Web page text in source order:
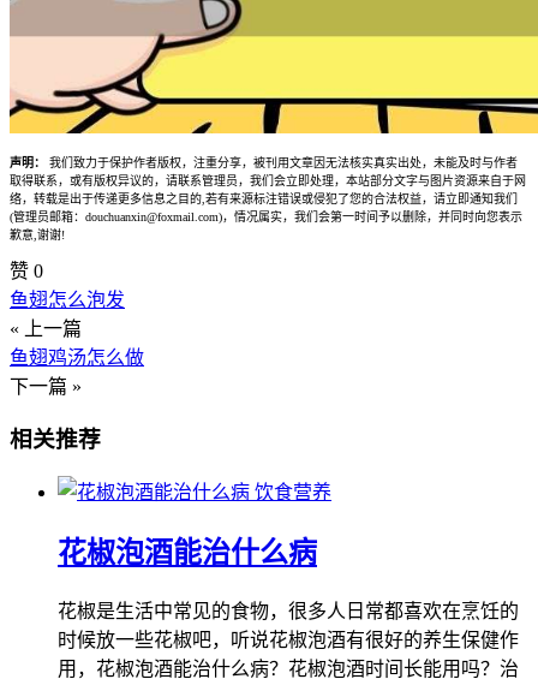
声明：
我们致力于保护作者版权，注重分享，被刊用文章因无法核实真实出处，未能及时与作者
取得联系，或有版权异议的，请联系管理员，我们会立即处理，本站部分文字与图片资源来自于网
络，转载是出于传递更多信息之目的,若有来源标注错误或侵犯了您的合法权益，请立即通知我们
(管理员邮箱：douchuanxin@foxmail.com)，情况属实，我们会第一时间予以删除，并同时向您表示
歉意,谢谢!
赞 0
鱼翅怎么泡发
« 上一篇
鱼翅鸡汤怎么做
下一篇 »
相关推荐
饮食营养
花椒泡酒能治什么病
花椒是生活中常见的食物，很多人日常都喜欢在烹饪的
时候放一些花椒吧，听说花椒泡酒有很好的养生保健作
用，花椒泡酒能治什么病？花椒泡酒时间长能用吗？治